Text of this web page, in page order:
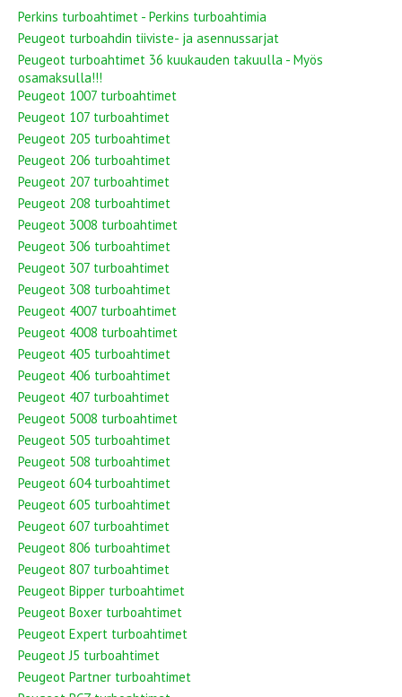
Perkins turboahtimet - Perkins turboahtimia
Peugeot turboahdin tiiviste- ja asennussarjat
Peugeot turboahtimet 36 kuukauden takuulla - Myös
osamaksulla!!!
Peugeot 1007 turboahtimet
Peugeot 107 turboahtimet
Peugeot 205 turboahtimet
Peugeot 206 turboahtimet
Peugeot 207 turboahtimet
Peugeot 208 turboahtimet
Peugeot 3008 turboahtimet
Peugeot 306 turboahtimet
Peugeot 307 turboahtimet
Peugeot 308 turboahtimet
Peugeot 4007 turboahtimet
Peugeot 4008 turboahtimet
Peugeot 405 turboahtimet
Peugeot 406 turboahtimet
Peugeot 407 turboahtimet
Peugeot 5008 turboahtimet
Peugeot 505 turboahtimet
Peugeot 508 turboahtimet
Peugeot 604 turboahtimet
Peugeot 605 turboahtimet
Peugeot 607 turboahtimet
Peugeot 806 turboahtimet
Peugeot 807 turboahtimet
Peugeot Bipper turboahtimet
Peugeot Boxer turboahtimet
Peugeot Expert turboahtimet
Peugeot J5 turboahtimet
Peugeot Partner turboahtimet